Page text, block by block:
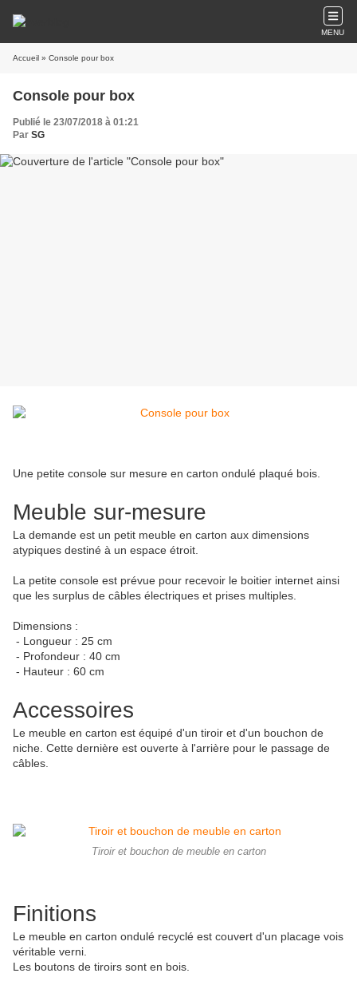
MENU
Accueil » Console pour box
Console pour box
Publié le 23/07/2018 à 01:21
Par SG
Une petite console sur mesure en carton ondulé plaqué bois.
Meuble sur-mesure
La demande est un petit meuble en carton aux dimensions
atypiques destiné à un espace étroit.
La petite console est prévue pour recevoir le boitier internet ainsi
que les surplus de câbles électriques et prises multiples.
Dimensions :
- Longueur : 25 cm
- Profondeur : 40 cm
- Hauteur : 60 cm
Accessoires
Le meuble en carton est équipé d'un tiroir et d'un bouchon de
niche. Cette dernière est ouverte à l'arrière pour le passage de
câbles.
Tiroir et bouchon de meuble en carton
Finitions
Le meuble en carton ondulé recyclé est couvert d'un placage vois
véritable verni.
Les boutons de tiroirs sont en bois.